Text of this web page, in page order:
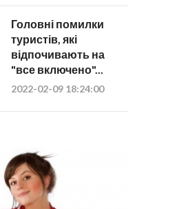
Головні помилки
туристів, які
відпочивають на
"все включено"...
2022-02-09 18:24:00